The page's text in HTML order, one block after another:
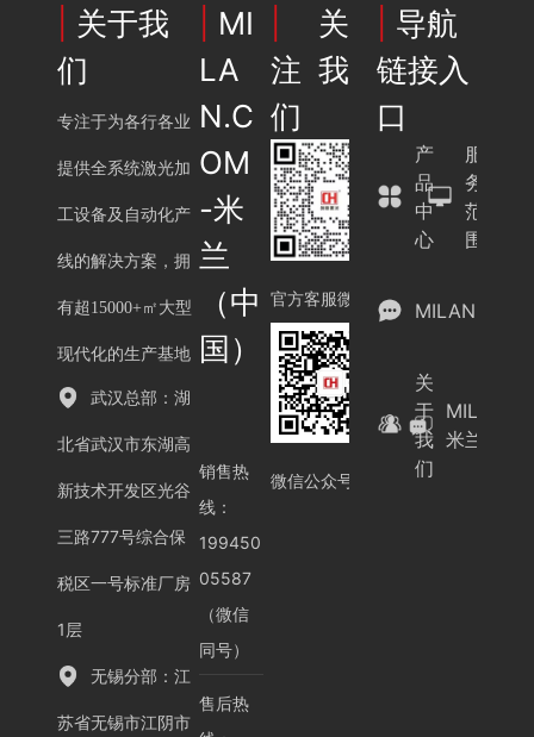
关于我
们
专注于为各行各业
提供全系统激光加
工设备及自动化产
线的解决方案，拥
有超15000+㎡大型
现代化的生产基地
武汉总部：湖
北省武汉市东湖高
新技术开发区光谷
三路777号综合保
税区一号标准厂房
1层
无锡分部：江
苏省无锡市江阴市
MI
LA
N.C
OM
-米
兰
（中
国）
销售热
线：
199450
05587
（微信
同号）
售后热
关
注我
们
官方客服微信
微信公众号
导航
链接入
口
产
品
中
心
服
务
范
围
MILAN.COM
关
于
我
们
米兰（中